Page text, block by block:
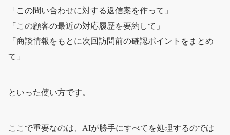
「この問い合わせに対する返信案を作って」
「この顧客の最近の対応履歴を要約して」
「商談情報をもとに次回訪問前の確認ポイントをまとめ
て」
といった使い方です。
ここで重要なのは、AIが勝手にすべてを処理するのでは